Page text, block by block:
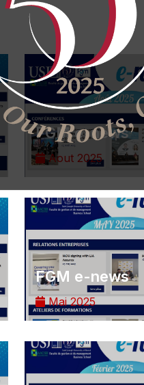
FGM e-news
Aout 2025
FGM e-news
Mai 2025